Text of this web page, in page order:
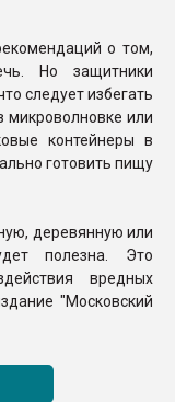
о том,
Но защитники
следует избегать
микроволновке или
контейнеры в
готовить пищу
деревянную или
полезна. Это
вредных
"Московский